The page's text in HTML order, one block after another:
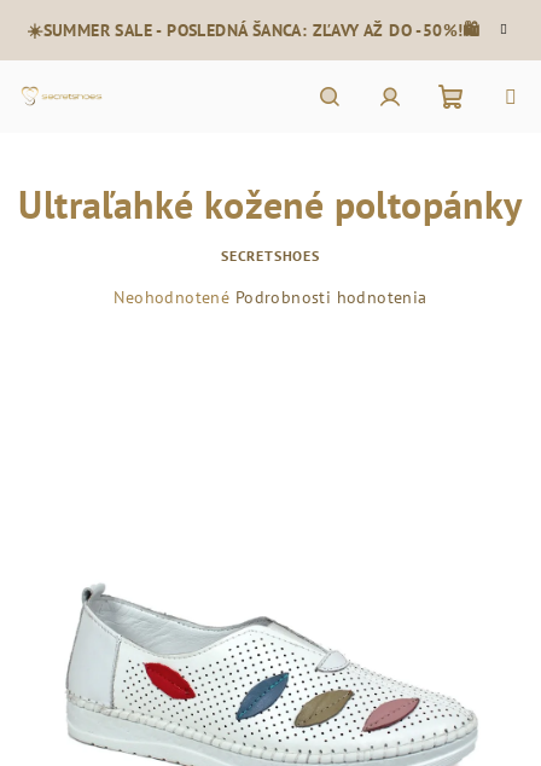
obsah
☀️SUMMER SALE - POSLEDNÁ ŠANCA: ZĽAVY AŽ DO -50%!🛍️
košík
Ultraľahké kožené poltopánky
SECRETSHOES
Priemerné
Neohodnotené Podrobnosti hodnotenia